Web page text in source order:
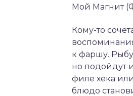
Мой Магнит
Кому-то
к фаршу.
но подойдут
филе хека
блюдо